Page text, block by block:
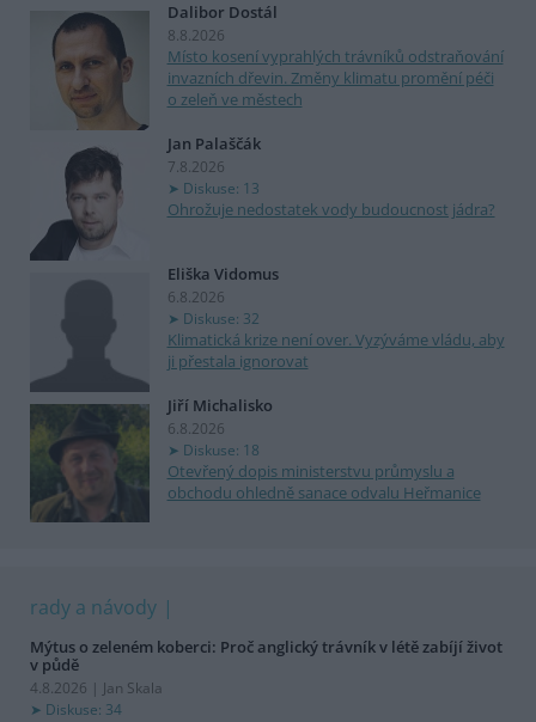
Dalibor Dostál
8.8.2026
Místo kosení vyprahlých trávníků odstraňování
invazních dřevin. Změny klimatu promění péči
o zeleň ve městech
Jan Palaščák
7.8.2026
Diskuse: 13
Ohrožuje nedostatek vody budoucnost jádra?
Eliška Vidomus
6.8.2026
Diskuse: 32
Klimatická krize není over. Vyzýváme vládu, aby
ji přestala ignorovat
Jiří Michalisko
6.8.2026
Diskuse: 18
Otevřený dopis ministerstvu průmyslu a
obchodu ohledně sanace odvalu Heřmanice
rady a návody
Mýtus o zeleném koberci: Proč anglický trávník v létě zabíjí život
v půdě
4.8.2026 | Jan Skala
Diskuse: 34